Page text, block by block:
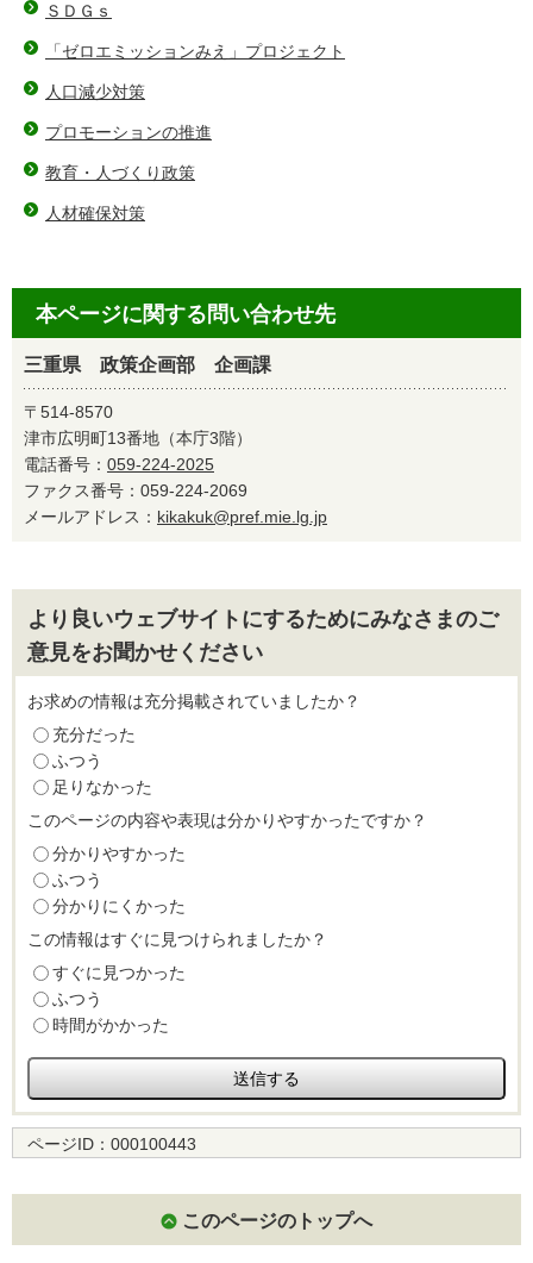
ＳＤＧｓ
「ゼロエミッションみえ」プロジェクト
人口減少対策
プロモーションの推進
教育・人づくり政策
人材確保対策
本ページに関する問い合わせ先
三重県 政策企画部 企画課
〒514-8570
津市広明町13番地（本庁3階）
電話番号： 059-224-2025
ファクス番号：059-224-2069
メールアドレス： kikakuk@pref.mie.lg.jp
より良いウェブサイトにするためにみなさまのご
意見をお聞かせください
お求めの情報は充分掲載されていましたか？
充分だった
ふつう
足りなかった
このページの内容や表現は分かりやすかったですか？
分かりやすかった
ふつう
分かりにくかった
この情報はすぐに見つけられましたか？
すぐに見つかった
ふつう
時間がかかった
ページID： 000100443
このページのトップへ